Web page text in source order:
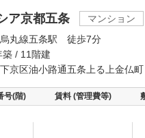
ア京都五条
マンション
丸線五条駅 徒歩7分
築 / 11階建
京区油小路通五条上る上金仏町
号(階) 賃料 (管理費等)